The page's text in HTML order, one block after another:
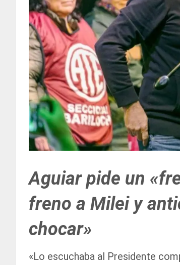
Aguiar pide un
freno a Milei y
chocar»
«Lo escuchaba al Presidente